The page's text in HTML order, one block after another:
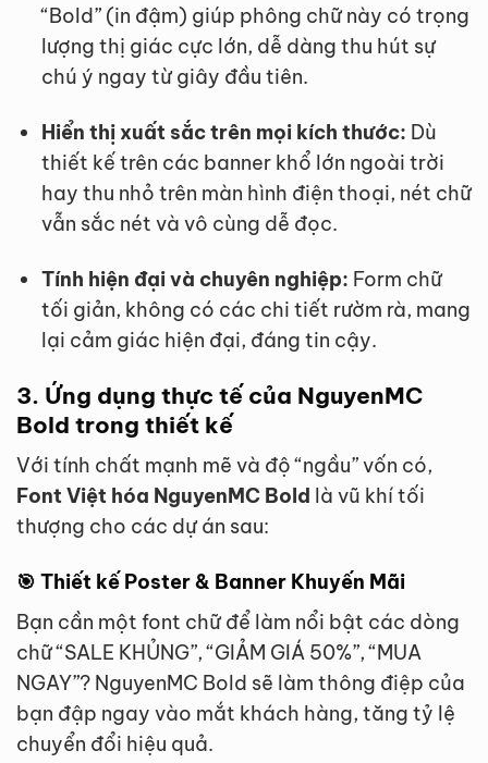
“Bold” (in đậm) giúp phông chữ này có trọng
lượng thị giác cực lớn, dễ dàng thu hút sự
chú ý ngay từ giây đầu tiên.
Hiển thị xuất sắc trên mọi kích thước: Dù
thiết kế trên các banner khổ lớn ngoài trời
hay thu nhỏ trên màn hình điện thoại, nét chữ
vẫn sắc nét và vô cùng dễ đọc.
Tính hiện đại và chuyên nghiệp: Form chữ
tối giản, không có các chi tiết rườm rà, mang
lại cảm giác hiện đại, đáng tin cậy.
3. Ứng dụng thực tế của NguyenMC
Bold trong thiết kế
Với tính chất mạnh mẽ và độ “ngầu” vốn có,
Font Việt hóa NguyenMC Bold là vũ khí tối
thượng cho các dự án sau:
🎯 Thiết kế Poster & Banner Khuyến Mãi
Bạn cần một font chữ để làm nổi bật các dòng
chữ “SALE KHỦNG”, “GIẢM GIÁ 50%”, “MUA
NGAY”? NguyenMC Bold sẽ làm thông điệp của
bạn đập ngay vào mắt khách hàng, tăng tỷ lệ
chuyển đổi hiệu quả.